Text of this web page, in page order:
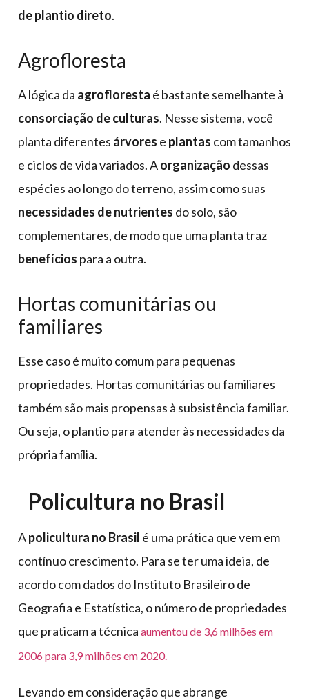
de plantio direto.
Agrofloresta
A lógica da agrofloresta é bastante semelhante à
consorciação de culturas. Nesse sistema, você
planta diferentes árvores e plantas com tamanhos
e ciclos de vida variados. Aorganização dessas
espécies ao longo do terreno, assim como suas
necessidades de nutrientes do solo, são
complementares, de modo que uma planta traz
benefícios para a outra.
Hortas comunitárias ou
familiares
Esse caso é muito comum para pequenas
propriedades. Hortas comunitárias ou familiares
também são mais propensas à subsistência familiar.
Ou seja, o plantio para atender às necessidades da
própria família.
Policultura no Brasil
Apolicultura no Brasil é uma prática que vem em
contínuo crescimento. Para se ter uma ideia, de
acordo com dados do Instituto Brasileiro de
Geografia e Estatística, o número de propriedades
que praticam a técnica aumentou de 3,6 milhões em
2006 para 3,9 milhões em 2020.
Levando em consideração que abrange